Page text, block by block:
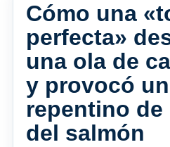
Cómo una
perfecta»
una ola de
y provocó
repentino
del salmón